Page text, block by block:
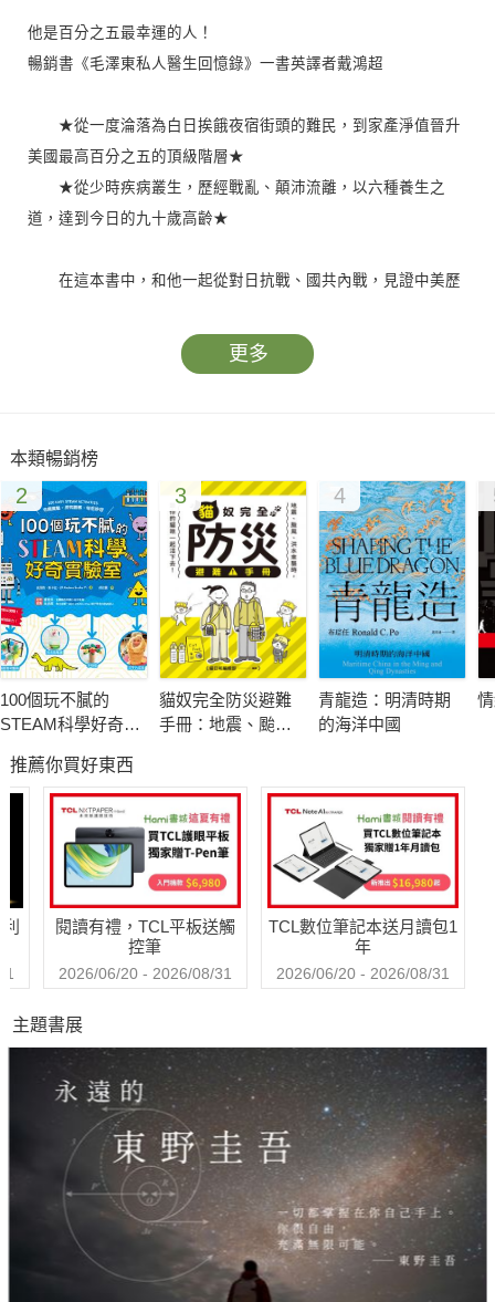
他是百分之五最幸運的人！
暢銷書《毛澤東私人醫生回憶錄》一書英譯者戴鴻超
★從一度淪落為白日挨餓夜宿街頭的難民，到家產淨值晉升
美國最高百分之五的頂級階層★
★從少時疾病叢生，歷經戰亂、顛沛流離，以六種養生之
道，達到今日的九十歲高齡★
在這本書中，和他一起從對日抗戰、國共內戰，見證中美歷
聽他述說在大陸生長、逃難香港，台灣成長求學，美國晉升
頂層階級，走過人生四季；
對投資、養生，熱愛生活的智慧，給予這一代年輕人激勵。
．從1929年至今，戴鴻超從對日抗戰、國共內戰，到見證美
國劃時代社會變遷，經歷中國、香港、臺灣和美國，戴鴻超用他
的人生見證了世界的改變。
．本書描述如何從一個懦弱無能和受盡欺凌的頑童，在經過
空前戰亂，流離顛沛，從中國、香港、台灣、美國，一路輾轉
後，演變成堅毅進取的青年，進而任教美國大學，並在哈佛及史
這樣的經歷或許值得年青人參考，如何避免錯誤，能在學
業、健康和財務獲得成功。
這樣的離奇際遇，也供同樣年代的人思索，回顧走過的歲
更多
本類暢銷榜
2
100個玩不膩的
STEAM科學好奇實
3
貓奴完全防災避難
手冊：地震、颱
下去！
4
青龍造：明清時期
的海洋中國
推薦你買好東西
閱讀有禮，TCL平板送觸
控筆
2026/06/20 - 2026/08/31
TCL數位筆記本送月讀包1
年
2026/06/20 - 2026/08/31
主題書展